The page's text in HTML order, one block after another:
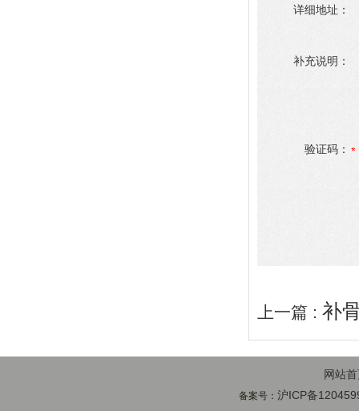
详细地址：
补充说明：
验证码：
上一篇 : 补
网站
备案号：沪ICP备